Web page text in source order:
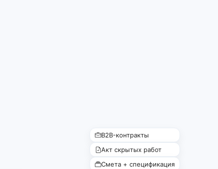
B2B-контракты
Акт скрытых работ
Смета + спецификация